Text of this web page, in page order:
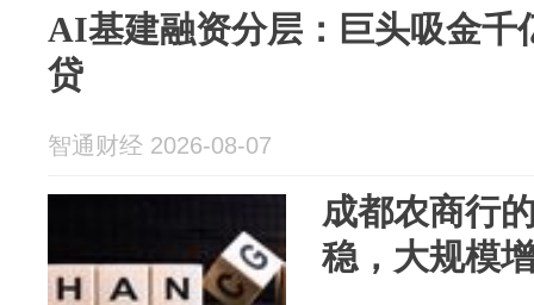
AI基建融资分层：巨头吸金千
贷
智通财经 2026-08-07
成都农商行
稳，大规模